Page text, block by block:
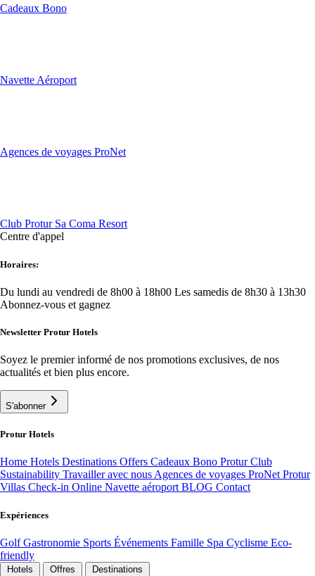
Cadeaux Bono
Navette Aéroport
Agences de voyages ProNet
Club Protur Sa Coma Resort
Centre d'appel
Horaires:
Du lundi au vendredi de 8h00 à 18h00 Les samedis de 8h30 à 13h30
Abonnez-vous et gagnez
Newsletter Protur Hotels
Soyez le premier informé de nos promotions exclusives, de nos
actualités et bien plus encore.
S'abonner
Protur Hotels
Home Hotels Destinations Offers Cadeaux Bono Protur Club
Sustainability Travailler avec nous Agences de voyages ProNet Protur
Villas Check-in Online Navette aéroport BLOG Contact
Expériences
GolfGastronomie Sports Événements Famille Spa Cyclisme Eco-
friendly